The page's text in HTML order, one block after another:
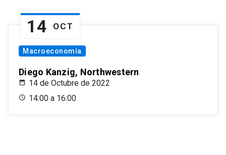
14 OCT
Macroeconomía
Diego Kanzig, Northwestern
14 de Octubre de 2022
14:00 a 16:00